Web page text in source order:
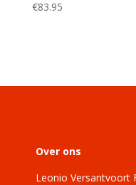
€83.95
Over ons
Leonio Versantvoort